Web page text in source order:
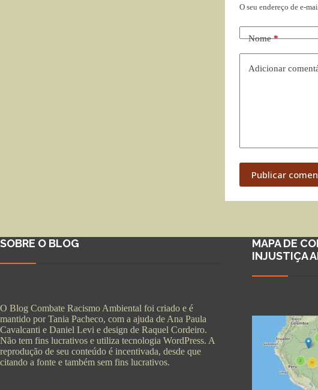
O seu endereço de e-
Nome*
Adicionar
Publicar
SOBRE O BLOG
O Blog Combate Racismo Ambiental foi criado e é
mantido por Tania Pacheco, com a ajuda de Ana Paula
Cavalcanti e Daniel Levi e design de Raquel Cordeiro.
Não tem fins lucrativos e utiliza tecnologia WordPress. A
reprodução de seu conteúdo é incentivada, desde que
citando a fonte e também sem fins lucrativos.
MAPA DE
INJUSTIÇA